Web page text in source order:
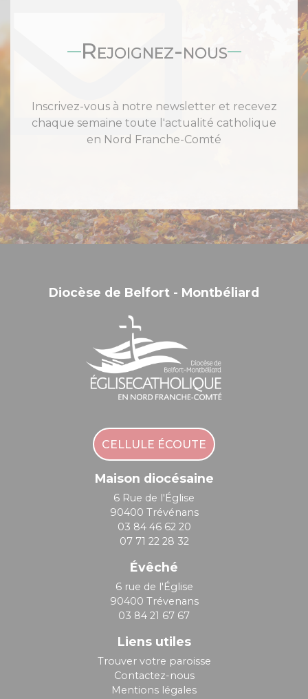
Rejoignez-nous
Inscrivez-vous à notre newsletter et recevez
chaque semaine toute l'actualité catholique
en Nord Franche-Comté
Diocèse de Belfort - Montbéliard
CELLULE ÉCOUTE
Maison diocésaine
6 Rue de l'Église
90400 Trévénans
03 84 46 62 20
07 71 22 28 32
Évêché
6 rue de l'Église
90400 Trévenans
03 84 21 67 67
Liens utiles
Trouver votre paroisse
Contactez-nous
Mentions légales